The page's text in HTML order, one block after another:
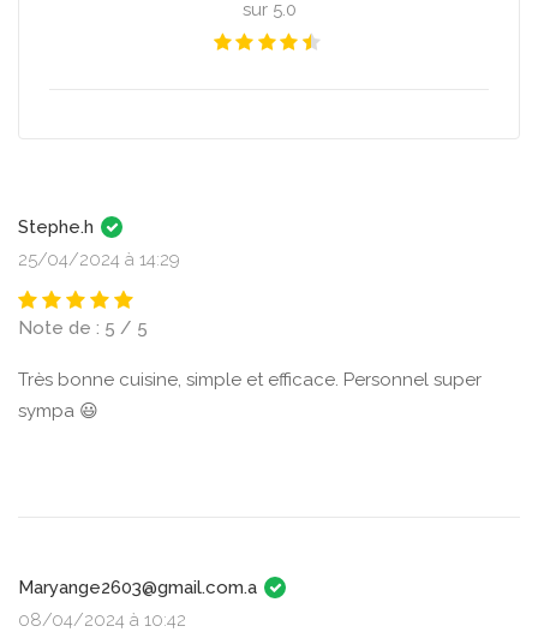
sur 5.0
Stephe.h
25/04/2024 à 14:29
Note de : 5 / 5
Très bonne cuisine, simple et efficace. Personnel super
sympa 😃
Maryange2603@gmail.com.a
08/04/2024 à 10:42